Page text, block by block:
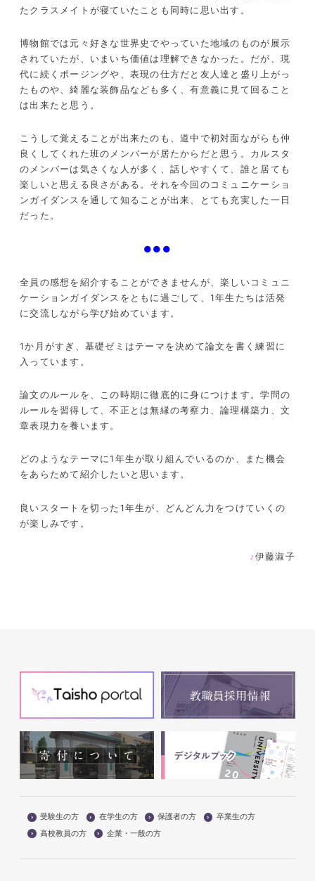
たクラスメイトが寝ていたことも同時に思い出す。
博物館では元々好きな世界史でやっていた地域のものが展示
されていたが、いまいち価値は理解できなかった。だが、現
代に続くポージングや、表現の仕方だと友人達と盛り上がっ
たものや、綺麗な装飾品なども多く、有意義に見て回ること
は出来たと思う。
こうして覚えることが出来たのも、道中で初対面ながらも仲
良くしてくれた班のメンバーが居たからだと思う。カルスタ
のメンバーは気さくな人が多く、話しやすくて、誰と居ても
楽しいと思える良さがある。それを今回のコミュニケーショ
ンガイダンスを通して知ることが出来、とても充実した一日
だった。
●●●
全員の感想を紹介することができませんが、楽しいコミュニ
ケーションガイダンスをともに過ごして、1年生たちは活発
に交流しながら学び始めています。
1か月がすぎ、基礎ゼミはテーマを決めて論文を書く練習に
入っています。
論文のルールを、この時期に徹底的に身につけます。学問の
ルールを習得して、不正とは無縁の考察力、論理構築力、文
章表現力を養います。
どのようなテーマに1年生が取り組んでいるのか、また機会
をあらためて紹介したいと思います。
良いスタートを切った1年生が、どんどん力をつけていくの
が楽しみです。
♪伊藤淑子
受験生の方 在学生の方 保護者の方
卒業生の方
高校教員の方
企業・一般の方